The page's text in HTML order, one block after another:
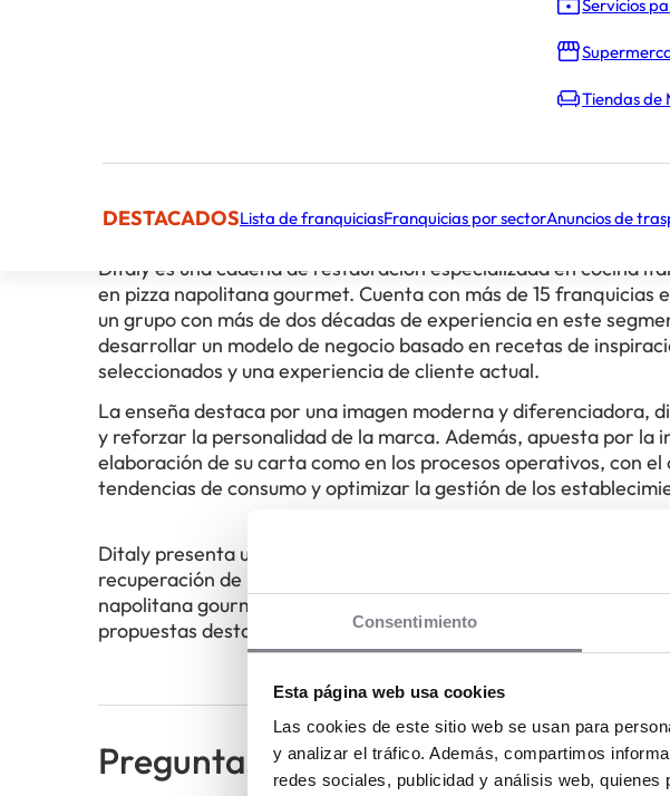
Consentimiento
Esta página web usa cookies
Las cookies de este sitio web se usan para
y analizar el tráfico. Además, compartimos
redes sociales, publicidad y análisis web,
Servicios
Tiendas de
DESTACADOSLista de franquiciasFranquicias por sectorAnuncios de
Ditaly es una cadena de restauración especializada en cocina
en pizza napolitana gourmet. Cuenta con más de 15
un grupo con más de dos décadas de experiencia en este
desarrollar un modelo de negocio basado en recetas de
seleccionados y una experiencia de cliente actual.
La enseña destaca por una imagen moderna y diferenciadora,
y reforzar la personalidad de la marca. Además, apuesta por la
elaboración de su carta como en los procesos operativos, con
tendencias de consumo y optimizar la gestión de los
Ditaly presenta un modelo orientado a la rentabilidad, con una
recuperación de la inversión y maximizar la eficiencia del
napolitana gourmet y su experiencia en restauración
propuestas destacadas dentro del sector de la restauración
Preguntas frecuentes